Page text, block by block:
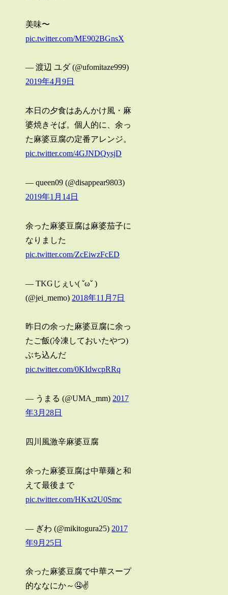
美味〜
pic.twitter.com/ME902BGnsX
— 渡辺 ユダ (@ufomitaze999)
2019年4月9日
本日の夕食はあんかけ風・麻
婆焼きそば。個人的に、余っ
た麻婆豆腐の定番アレンジ。
pic.twitter.com/4GJNDQysjD
— queen09 (@disappear9803)
2019年1月14日
余った麻婆豆腐は麻婆茄子に
なりました
pic.twitter.com/ZcEiwzFcED
— TKGじぇい( ˇωˇ )
(@jei_memo) 2018年11月7日
昨日の余った麻婆豆腐に余っ
たご飯(冷凍しておいたやつ)
ぶち込んだ
pic.twitter.com/0KIdwcpRRq
— うまる (@UMA_mm) 2017
年3月28日
四川風激辛麻婆豆腐
余った麻婆豆腐は中華麺と和
えて最後まで
pic.twitter.com/HKxt2U0Smc
— ぎわ (@mikitogura25) 2017
年9月25日
余った麻婆豆腐で中華スープ
的ななにか～🤤✌️